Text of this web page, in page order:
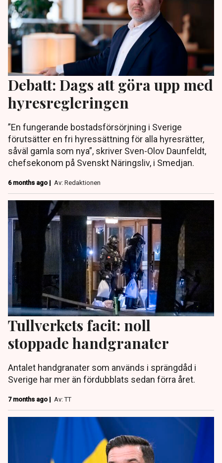
Debatt: Dags att göra upp med
hyresregleringen
”En fungerande bostadsförsörjning i Sverige
förutsätter en fri hyressättning för alla hyresrätter,
såväl gamla som nya”, skriver Sven-Olov Daunfeldt,
chefsekonom på Svenskt Näringsliv, i Smedjan.
6 months ago | Av: Redaktionen
Tullverkets facit: noll
stoppade handgranater
Antalet handgranater som används i sprängdåd i
Sverige har mer än fördubblats sedan förra året.
7 months ago | Av: TT